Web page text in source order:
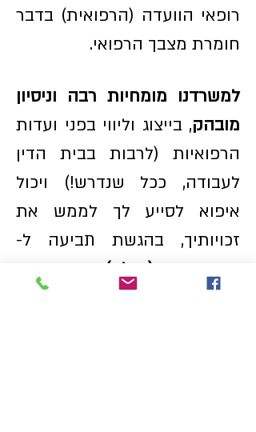
רופאי הוועדה (הרפואית) בדבר
חומרת מצבך הרפואי.
למשרדנו מומחיות רבה וניסיון
מובהק, בייצוג וליווי בפני ועדות
הרפואיות (לרבות בבית הדין
לעבודה, ככל שנדרש!) ויכול
איפוא לסייע לך לממש את
זכויותיך, בהגשת תביעה ל-
קצבת נכות (גמלה) עקב תאונת
עבודה ו/או מחלת מקצע; גמלת